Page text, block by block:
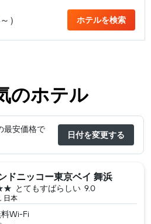
​～） ホテルを検索
のホテル
最安価格で
日付を変更する
ドニッコー東京ベイ 舞浜
日本
9.0
とてもすばらしい
Wi-Fi